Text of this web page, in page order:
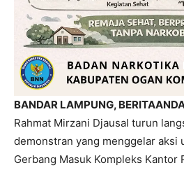
BANDAR LAMPUNG,
Rahmat Mirzani Djausal turun
demonstran yang menggelar aksi
Gerbang Masuk Kompleks Kantor